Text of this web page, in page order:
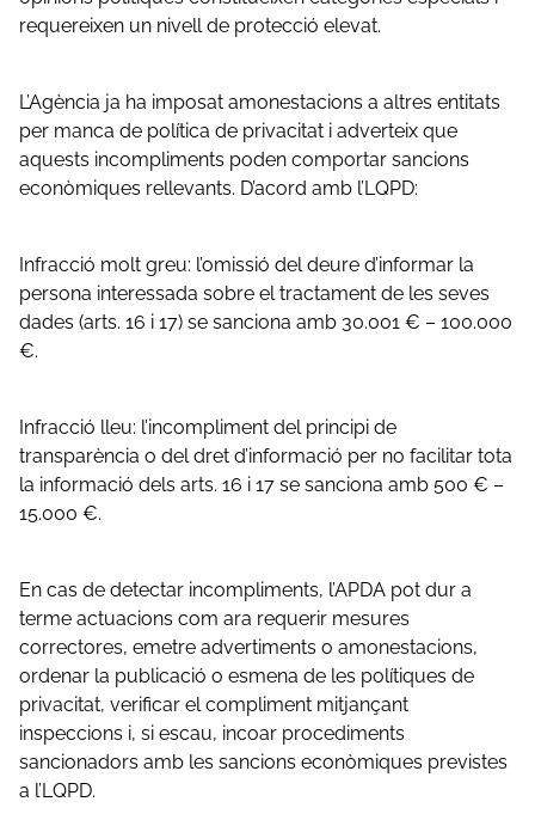
requereixen un nivell de protecció elevat.
L’Agència ja ha imposat amonestacions a altres entitats
per manca de política de privacitat i adverteix que
aquests incompliments poden comportar sancions
econòmiques rellevants. D’acord amb l’LQPD:
Infracció molt greu: l’omissió del deure d’informar la
persona interessada sobre el tractament de les seves
dades (arts. 16 i 17) se sanciona amb 30.001 € – 100.000
€.
Infracció lleu: l’incompliment del principi de
transparència o del dret d’informació per no facilitar tota
la informació dels arts. 16 i 17 se sanciona amb 500 € –
15.000 €.
En cas de detectar incompliments, l’APDA pot dur a
terme actuacions com ara requerir mesures
correctores, emetre advertiments o amonestacions,
ordenar la publicació o esmena de les polítiques de
privacitat, verificar el compliment mitjançant
inspeccions i, si escau, incoar procediments
sancionadors amb les sancions econòmiques previstes
a l’LQPD.